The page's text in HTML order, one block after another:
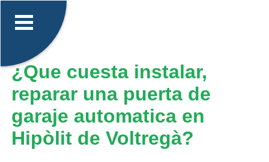
¿Que cuesta instalar,
reparar una puerta de
garaje automatica en
Hipòlit de Voltregà?